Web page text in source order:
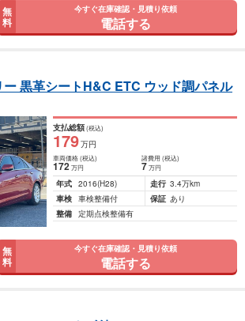
無
料
今すぐ在庫確認・見積り依頼
電話する
黒革シートH&C ETC ウッド調パネル
支払総額(税込)
179万円
車両価格(税込)
172万円
諸費用 (税込)
7 万円
年式 2016(H28) 走行 3.4万km
車検 車検整備付 保証 あり
整備 定期点検整備有
無
料
今すぐ在庫確認・見積り依頼
電話する